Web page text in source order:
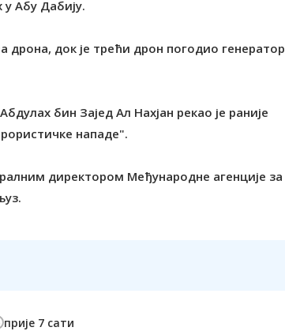
Абу Дабију.
дрона, док је трећи дрон погодио генератор
бин Зајед Ал Нахјан рекао је раније
нападе".
директором Међународне агенције за
прије 7 сати